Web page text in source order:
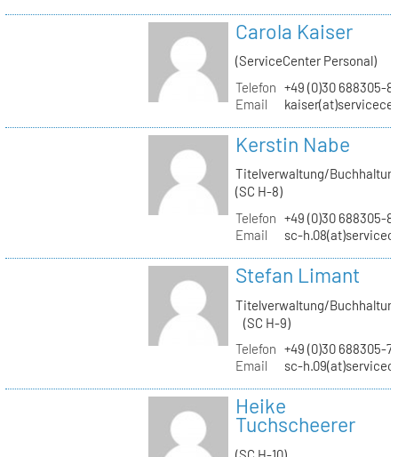
Carola Kaiser
(ServiceCenter Personal)
Telefon +49 (0)30 688305-
Email
Kerstin Nabe
Titelverwaltung/
(SC H-8)
Telefon +49 (0)30 688305-
Email
sc-
Stefan Limant
Titelverwaltung/
(SC H-9)
Telefon +49 (0)30 688305-
Email
sc-
Heike
Tuchscheerer